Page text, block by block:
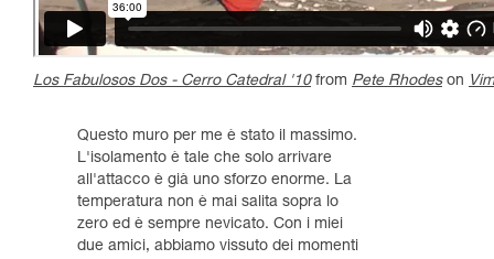
Los Fabulosos Dos - Cerro Catedral '10from Pete Rhodeson
Questo muro per me è stato il massimo.
L'isolamento è tale che solo arrivare
all'attacco è già uno sforzo enorme. La
temperatura non è mai salita sopra lo
zero ed è sempre nevicato. Con i miei
due amici, abbiamo vissuto dei momenti